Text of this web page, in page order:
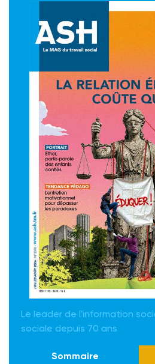
Le leader de l'information
sociale depuis 70 ans
Sommaire